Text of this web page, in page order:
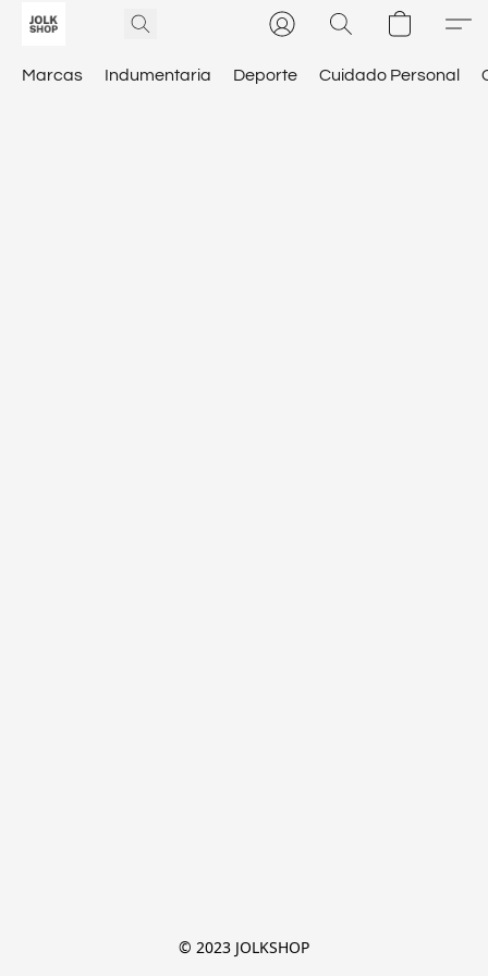
Marcas Indumentaria Deporte Cuidado Personal
© 2023 JOLKSHOP